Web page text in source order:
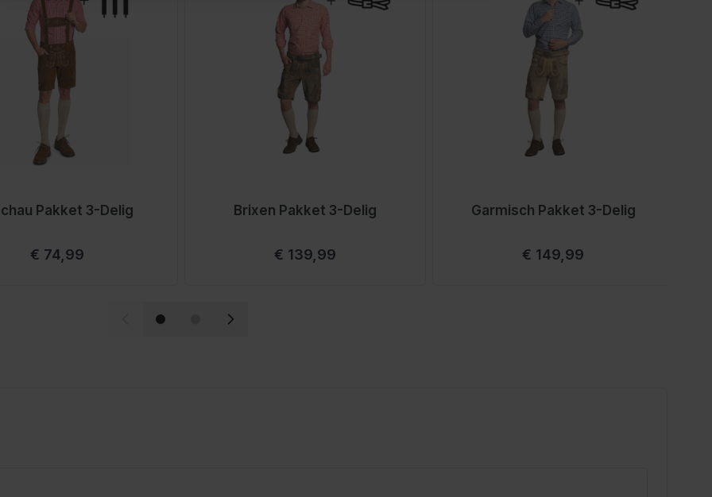
drogen op een koele
riem. Dit zorgt voor een
de riem de broek
Pakket 3-Delig
Vanaf
€ 74,99
Brixen Pakket 3-Delig
Vanaf
€ 139,99
Garmisch Pakket 3-Delig
Vanaf
€ 149,99